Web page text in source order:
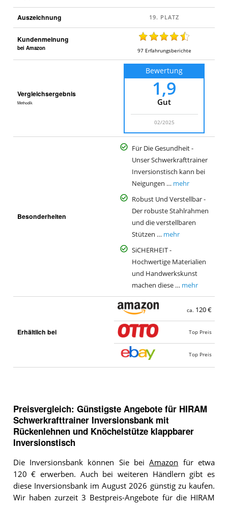
Auszeichnung
Kundenmeinung
bei Amazon 97 Erfahrungsberichte
Vergleichsergebnis
Methodik
Bewertung
1,9
Gut
02/2025
Besonderheiten
Für Die Gesundheit -
Unser Schwerkrafttrainer
Inversionstisch kann bei
Neigungen … mehr
Robust Und Verstellbar -
Der robuste Stahlrahmen
und die verstellbaren
Stützen … mehr
SiCHERHEIT -
Hochwertige Materialien
und Handwerkskunst
machen diese … mehr
Erhältlich bei
ca. 120 €
Top Preis
Top Preis
Preisvergleich: Günstigste Angebote für HIRAM
Schwerkrafttrainer Inversionsbank mit
Rückenlehnen und Knöchelstütze klappbarer
Inversionstisch
Die Inversionsbank können Sie beiAmazon für etwa
120 € erwerben. Auch bei weiteren Händlern gibt es
diese Inversionsbank im August 2026 günstig zu kaufen.
Wir haben zurzeit 3 Bestpreis-Angebote für die HIRAM